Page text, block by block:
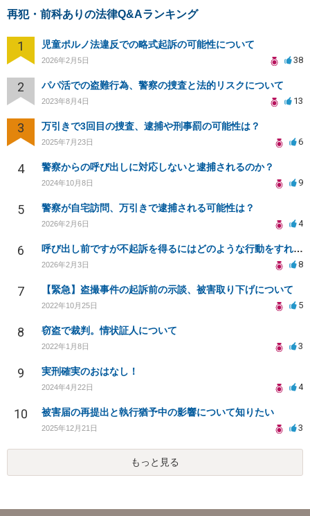
再犯・前科ありの法律Q&Aランキング
1 児童ポルノ法違反での略式起訴の可能性について
2026年2月5日 38
2 パパ活での盗難行為、警察の捜査と法的リスクについて
2023年8月4日 13
3 万引きで3回目の捜査、逮捕や刑事罰の可能性は？
2025年7月23日 6
4 警察からの呼び出しに対応しないと逮捕されるのか？
2024年10月8日 9
5 警察が自宅訪問、万引きで逮捕される可能性は？
2026年2月6日 4
6 呼び出し前ですが不起訴を得るにはどのような行動をすればよいか。反省文と再犯防止のルールを決めた上申書
2026年2月3日 8
7 【緊急】盗撮事件の起訴前の示談、被害取り下げについて
2022年10月25日 5
8 窃盗で裁判。情状証人について
2022年1月8日 3
9 実刑確実のおはなし！
2024年4月22日 4
10 被害届の再提出と執行猶予中の影響について知りたい
2025年12月21日 3
もっと見る